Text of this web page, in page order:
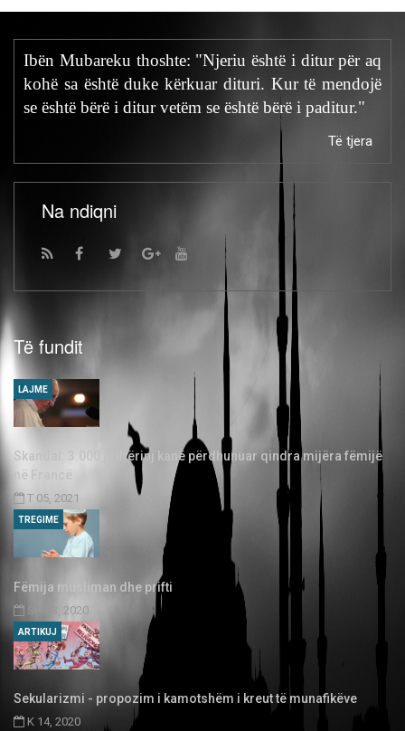
Ibën Mubareku thoshte: "Njeriu është i ditur për aq
kohë sa është duke kërkuar dituri. Kur të mendojë
se është bërë i ditur vetëm se është bërë i paditur."
Të tjera
Na ndiqni
Të fundit
Skandal: 3.000 priftërinj kanë përdhunuar qindra mijëra fëmijë
në Francë
T 05, 2021
LAJME
Fëmija musliman dhe prifti
SH 03, 2020
TREGIME
Sekularizmi - propozim i kamotshëm i kreut të munafikëve
K 14, 2020
ARTIKUJ